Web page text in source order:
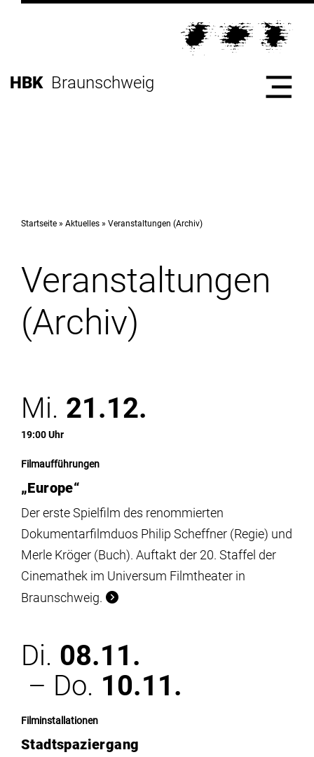
Inhalt
zur
Direkt
HBK Braunschweig
Hochschule
Studium
Institute
Infrastruktur
Aktuelles
meinstudium
Startseite Aktuelles Veranstaltungen (Archiv)
Veranstaltungen
(Archiv)
Mi. 21.12.
19:00 Uhr
Filmaufführungen
„Europe“
Der erste Spielfilm des renommierten
Dokumentarfilmduos Philip Scheffner (Regie) und
Merle Kröger (Buch). Auftakt der 20. Staffel der
Cinemathek im Universum Filmtheater in
Braunschweig.
Di. 08.11.
– Do. 10.11.
Filminstallationen
Stadtspaziergang